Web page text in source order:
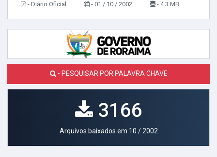
- Diário Oficial - 01 / 10 / 2002 - 4.3 MB
- PESQUISAR POR PALAVRA CHAVE
3166
Arquivos baixados em 10 / 2002